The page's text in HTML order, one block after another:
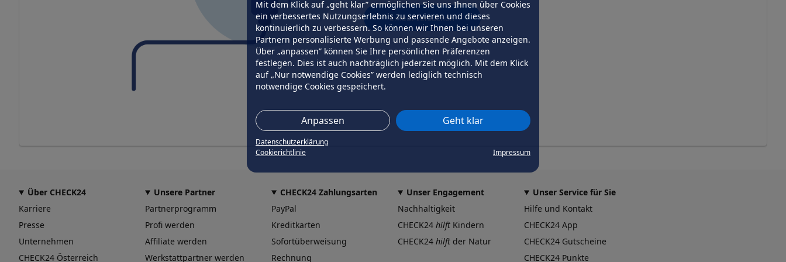
Mit dem Klick auf „geht klar” ermöglichen Sie uns Ihnen über Cookies
ein verbessertes Nutzungserlebnis zu servieren und dieses
kontinuierlich zu verbessern. So können wir Ihnen bei unseren
Partnern personalisierte Werbung und passende Angebote anzeigen.
Über „anpassen” können Sie Ihre persönlichen Präferenzen
festlegen. Dies ist auch nachträglich jederzeit möglich. Mit dem Klick
auf „Nur notwendige Cookies” werden lediglich technisch
notwendige Cookies gespeichert.
Anpassen Geht klar
Datenschutzerklärung
Cookierichtlinie
Impressum
erneut versuchen
Über CHECK24
Karriere
Presse
Unternehmen
CHECK24 Österreich
Unsere Partner
Partnerprogramm
Profi werden
Affiliate werden
Werkstattpartner werden
CHECK24 Zahlungsarten
PayPal
Kreditkarten
Sofortüberweisung
Rechnung
Unser Engagement
Nachhaltigkeit
CHECK24 hilft Kindern
CHECK24 hilft der Natur
Unser Service für Sie
Hilfe und Kontakt
CHECK24 App
CHECK24 Gutscheine
CHECK24 Punkte